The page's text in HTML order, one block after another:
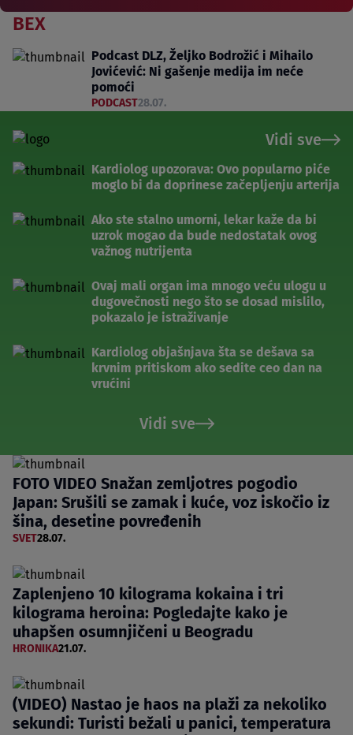
BEX
Podcast DLZ, Željko Bodrožić i Mihailo
Jovićević: Ni gašenje medija im neće
pomoći
PODCAST28.07.
Vidi sve
Kardiolog upozorava: Ovo popularno piće
moglo bi da doprinese začepljenju arterija
Ako ste stalno umorni, lekar kaže da bi
uzrok mogao da bude nedostatak ovog
važnog nutrijenta
Ovaj mali organ ima mnogo veću ulogu u
dugovečnosti nego što se dosad mislilo,
pokazalo je istraživanje
Kardiolog objašnjava šta se dešava sa
krvnim pritiskom ako sedite ceo dan na
vrućini
Vidi sve
FOTO VIDEO Snažan zemljotres pogodio
Japan: Srušili se zamak i kuće, voz iskočio iz
šina, desetine povređenih
SVET28.07.
Zaplenjeno 10 kilograma kokaina i tri
kilograma heroina: Pogledajte kako je
uhapšen osumnjičeni u Beogradu
HRONIKA21.07.
(VIDEO) Nastao je haos na plaži za nekoliko
sekundi: Turisti bežali u panici, temperatura